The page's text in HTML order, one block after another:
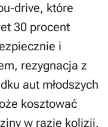
drive, które
30 procent
i
rezygnacja z
aut młodszych
kosztować
w razie kolizji.